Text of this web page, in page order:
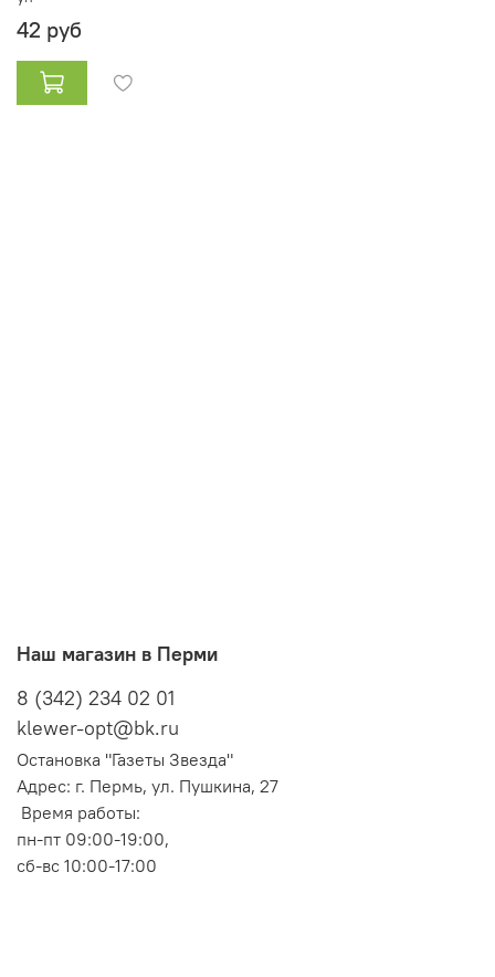
42 руб
Наш магазин в Перми
8 (342) 234 02 01
klewer-opt@bk.ru
Остановка "Газеты Звезда"
Адрес: г. Пермь, ул. Пушкина, 27
Время работы:
пн-пт 09:00-19:00,
сб-вс 10:00-17:00